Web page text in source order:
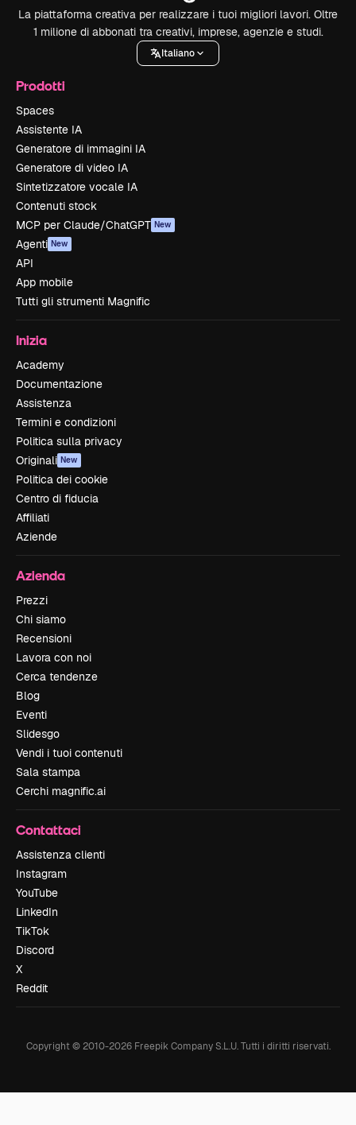
La piattaforma creativa per realizzare i tuoi migliori lavori. Oltre
1 milione di abbonati tra creativi, imprese, agenzie e studi.
Italiano
Prodotti
Spaces
Assistente IA
Generatore di immagini IA
Generatore di video IA
Sintetizzatore vocale IA
Contenuti stock
MCP per Claude/ChatGPT New
Agenti New
API
App mobile
Tutti gli strumenti Magnific
Inizia
Academy
Documentazione
Assistenza
Termini e condizioni
Politica sulla privacy
Originali New
Politica dei cookie
Centro di fiducia
Affiliati
Aziende
Azienda
Prezzi
Chi siamo
Recensioni
Lavora con noi
Cerca tendenze
Blog
Eventi
Slidesgo
Vendi i tuoi contenuti
Sala stampa
Cerchi magnific.ai
Contattaci
Assistenza clienti
Instagram
YouTube
LinkedIn
TikTok
Discord
X
Reddit
Copyright © 2010-2026Freepik Company S.L.U. Tutti i diritti riservati.